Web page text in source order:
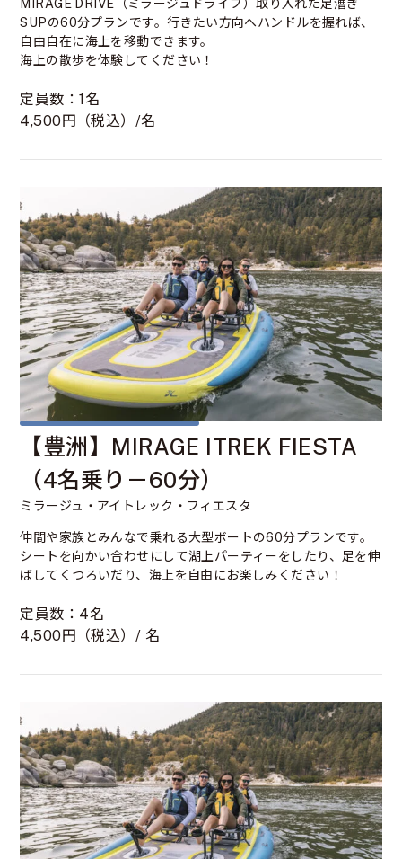
MIRAGE DRIVE（ミラージュドライブ）取り入れた足漕ぎ
SUPの60分プランです。行きたい方向へハンドルを握れば、
自由自在に海上を移動できます。
海上の散歩を体験してください！
定員数：1名
4,500円（税込）/名
【豊洲】MIRAGE ITREK FIESTA
（4名乗り－60分）
ミラージュ・アイトレック・フィエスタ
仲間や家族とみんなで乗れる大型ボートの60分プランです。
シートを向かい合わせにして湖上パーティーをしたり、足を伸
ばしてくつろいだり、海上を自由にお楽しみください！
定員数：4名
4,500円（税込）/ 名